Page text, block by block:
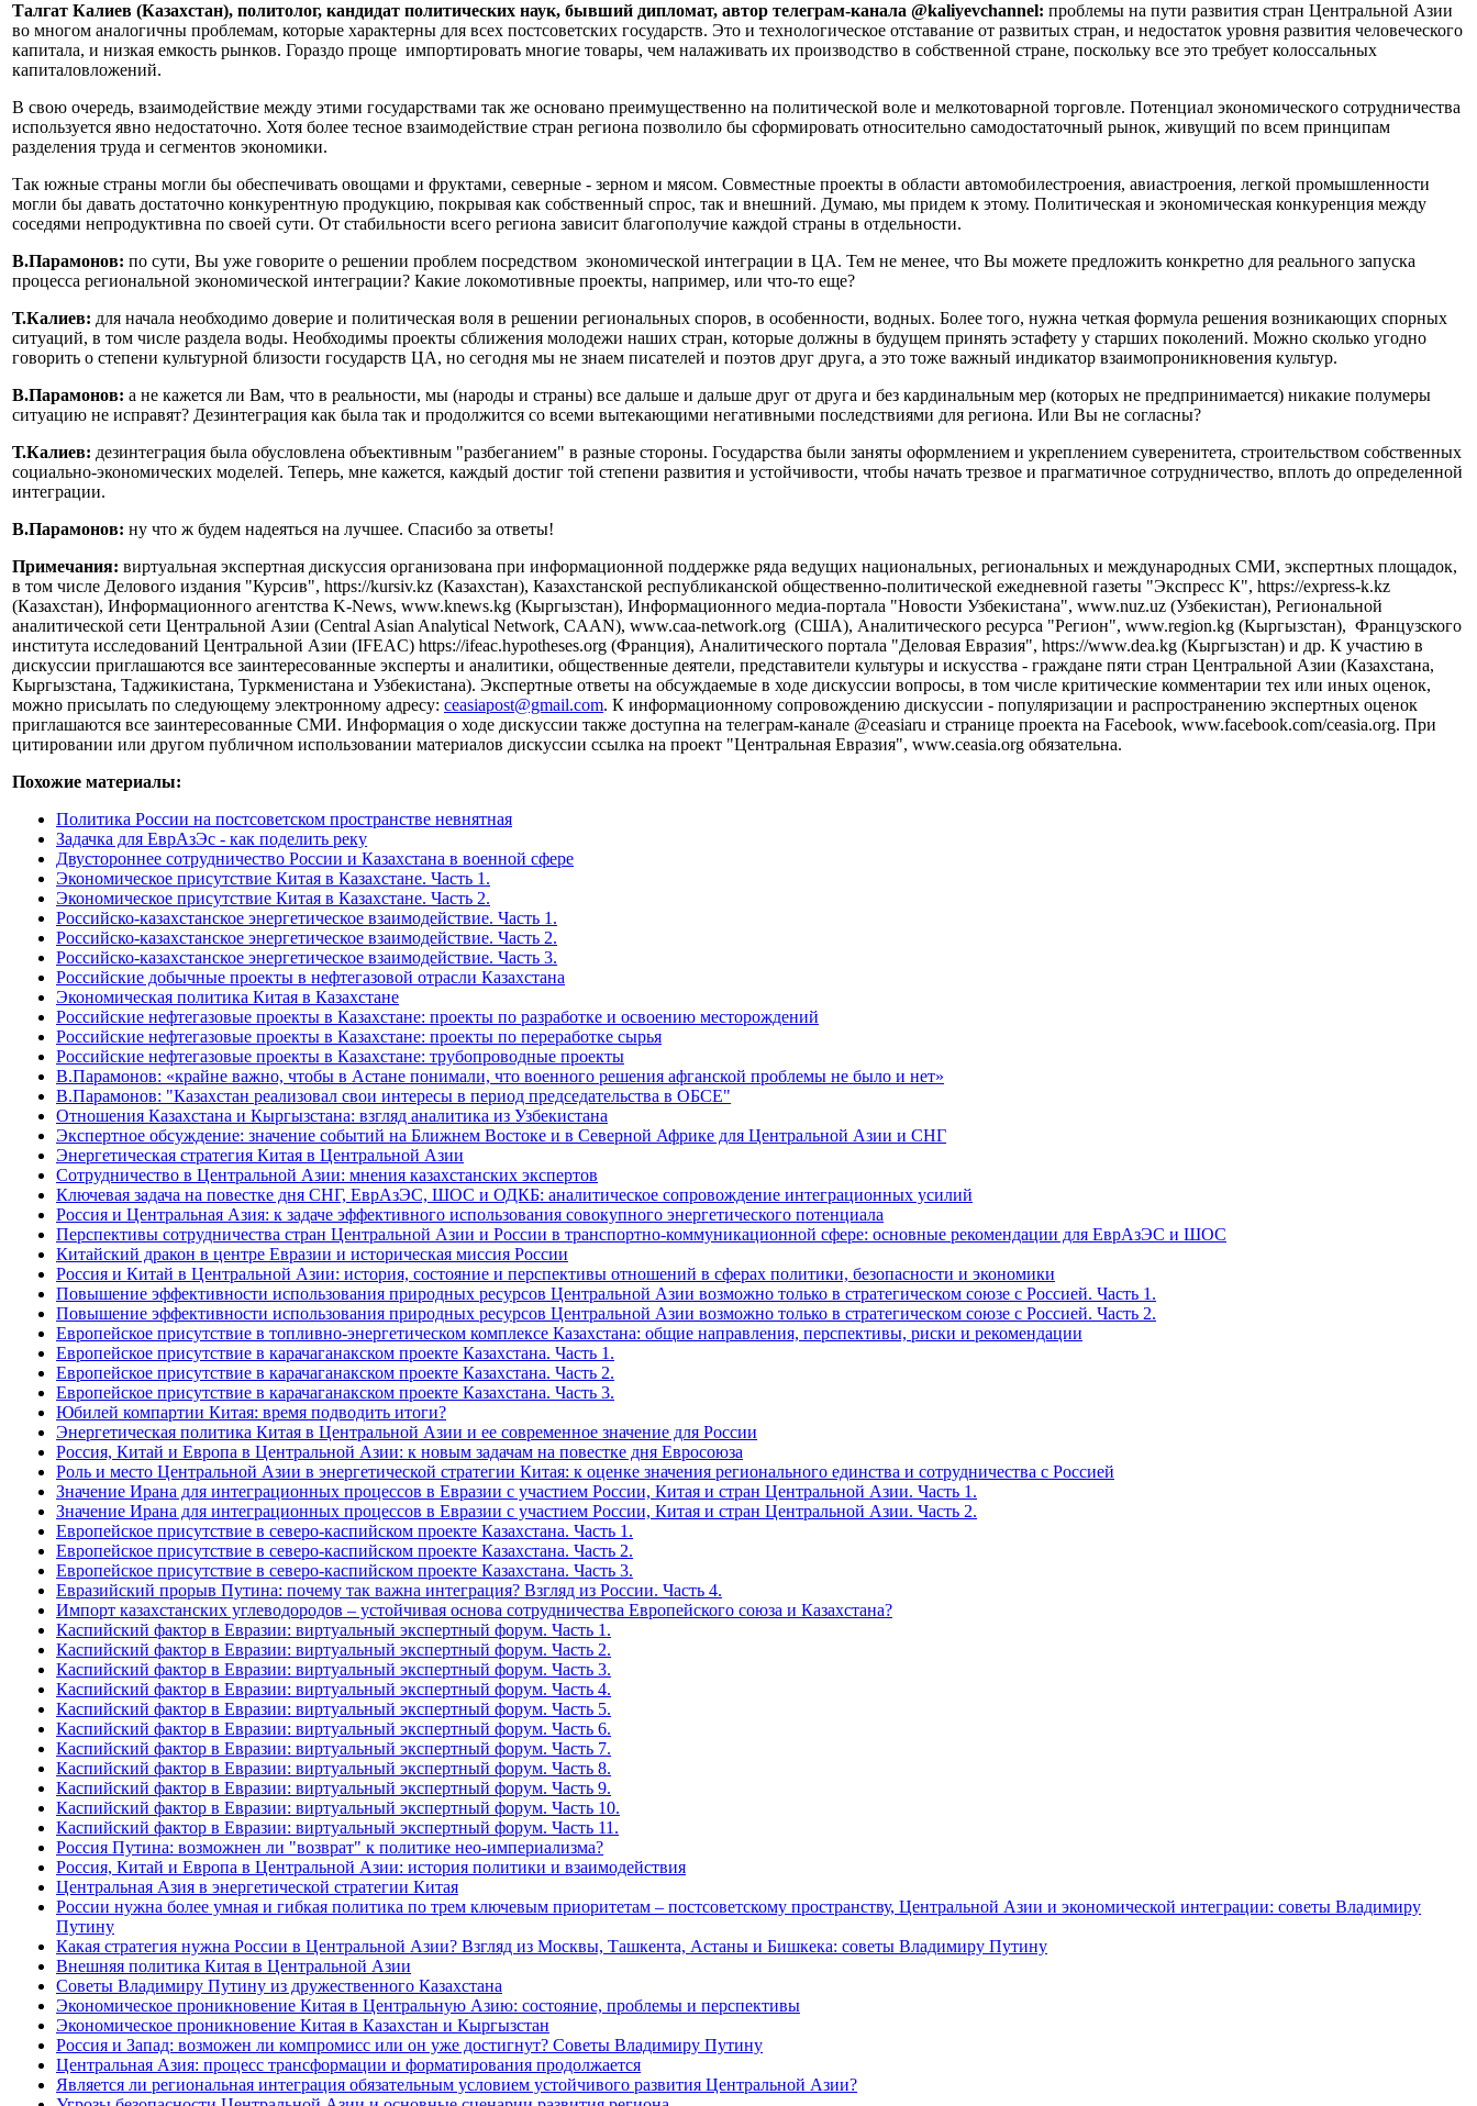
Талгат Калиев (Казахстан), политолог, кандидат политических наук, бывший дипломат, автор телеграм-канала @kaliyevchannel: проблемы на пути развития стран Центральной Азии
во многом аналогичны проблемам, которые характерны для всех постсоветских государств. Это и технологическое отставание от развитых стран, и недостаток уровня развития человеческого
капитала, и низкая емкость рынков. Гораздо проще импортировать многие товары, чем налаживать их производство в собственной стране, поскольку все это требует колоссальных
капиталовложений.
В свою очередь, взаимодействие между этими государствами так же основано преимущественно на политической воле и мелкотоварной торговле. Потенциал экономического сотрудничества
используется явно недостаточно. Хотя более тесное взаимодействие стран региона позволило бы сформировать относительно самодостаточный рынок, живущий по всем принципам
разделения труда и сегментов экономики.
Так южные страны могли бы обеспечивать овощами и фруктами, северные - зерном и мясом. Совместные проекты в области автомобилестроения, авиастроения, легкой промышленности
могли бы давать достаточно конкурентную продукцию, покрывая как собственный спрос, так и внешний. Думаю, мы придем к этому. Политическая и экономическая конкуренция между
соседями непродуктивна по своей сути. От стабильности всего региона зависит благополучие каждой страны в отдельности.
В.Парамонов: по сути, Вы уже говорите о решении проблем посредством экономической интеграции в ЦА. Тем не менее, что Вы можете предложить конкретно для реального запуска
процесса региональной экономической интеграции? Какие локомотивные проекты, например, или что-то еще?
Т.Калиев: для начала необходимо доверие и политическая воля в решении региональных споров, в особенности, водных. Более того, нужна четкая формула решения возникающих спорных
ситуаций, в том числе раздела воды. Необходимы проекты сближения молодежи наших стран, которые должны в будущем принять эстафету у старших поколений. Можно сколько угодно
говорить о степени культурной близости государств ЦА, но сегодня мы не знаем писателей и поэтов друг друга, а это тоже важный индикатор взаимопроникновения культур.
В.Парамонов: а не кажется ли Вам, что в реальности, мы (народы и страны) все дальше и дальше друг от друга и без кардинальным мер (которых не предпринимается) никакие полумеры
ситуацию не исправят? Дезинтеграция как была так и продолжится со всеми вытекающими негативными последствиями для региона. Или Вы не согласны?
Т.Калиев: дезинтеграция была обусловлена объективным "разбеганием" в разные стороны. Государства были заняты оформлением и укреплением суверенитета, строительством собственных
социально-экономических моделей. Теперь, мне кажется, каждый достиг той степени развития и устойчивости, чтобы начать трезвое и прагматичное сотрудничество, вплоть до определенной
интеграции.
В.Парамонов: ну что ж будем надеяться на лучшее. Спасибо за ответы!
Примечания: виртуальная экспертная дискуссия организована при информационной поддержке ряда ведущих национальных, региональных и международных СМИ, экспертных площадок,
в том числе Делового издания "Курсив", https://kursiv.kz (Казахстан), Казахстанской республиканской общественно-политической ежедневной газеты "Экспресс К", https://express-k.kz
(Казахстан), Информационного агентства K-News, www.knews.kg (Кыргызстан), Информационного медиа-портала "Новости Узбекистана", www.nuz.uz (Узбекистан), Региональной
аналитической сети Центральной Азии (Central Asian Analytical Network, CAAN), www.caa-network.org (США), Аналитического ресурса "Регион", www.region.kg (Кыргызстан), Французского
института исследований Центральной Азии (IFEAC) https://ifeac.hypotheses.org (Франция), Аналитического портала "Деловая Евразия", https://www.dea.kg (Кыргызстан) и др. К участию в
дискуссии приглашаются все заинтересованные эксперты и аналитики, общественные деятели, представители культуры и искусства - граждане пяти стран Центральной Азии (Казахстана,
Кыргызстана, Таджикистана, Туркменистана и Узбекистана). Экспертные ответы на обсуждаемые в ходе дискуссии вопросы, в том числе критические комментарии тех или иных оценок,
можно присылать по следующему электронному адресу: ceasiapost@gmail.com. К информационному сопровождению дискуссии - популяризации и распространению экспертных оценок
приглашаются все заинтересованные СМИ. Информация о ходе дискуссии также доступна на телеграм-канале @ceasiaru и странице проекта на Facebook, www.facebook.com/ceasia.org. При
цитировании или другом публичном использовании материалов дискуссии ссылка на проект "Центральная Евразия", www.ceasia.org обязательна.
Похожие материалы:
Политика России на постсоветском пространстве невнятная
Задачка для ЕврАзЭс - как поделить реку
Двустороннее сотрудничество России и Казахстана в военной сфере
Экономическое присутствие Китая в Казахстане. Часть 1.
Экономическое присутствие Китая в Казахстане. Часть 2.
Российско-казахстанское энергетическое взаимодействие. Часть 1.
Российско-казахстанское энергетическое взаимодействие. Часть 2.
Российско-казахстанское энергетическое взаимодействие. Часть 3.
Российские добычные проекты в нефтегазовой отрасли Казахстана
Экономическая политика Китая в Казахстане
Российские нефтегазовые проекты в Казахстане: проекты по разработке и освоению месторождений
Российские нефтегазовые проекты в Казахстане: проекты по переработке сырья
Российские нефтегазовые проекты в Казахстане: трубопроводные проекты
В.Парамонов: «крайне важно, чтобы в Астане понимали, что военного решения афганской проблемы не было и нет»
В.Парамонов: "Казахстан реализовал свои интересы в период председательства в ОБСЕ"
Отношения Казахстана и Кыргызстана: взгляд аналитика из Узбекистана
Экспертное обсуждение: значение событий на Ближнем Востоке и в Северной Африке для Центральной Азии и СНГ
Энергетическая стратегия Китая в Центральной Азии
Сотрудничество в Центральной Азии: мнения казахстанских экспертов
Ключевая задача на повестке дня СНГ, ЕврАзЭС, ШОС и ОДКБ: аналитическое сопровождение интеграционных усилий
Россия и Центральная Азия: к задаче эффективного использования совокупного энергетического потенциала
Перспективы сотрудничества стран Центральной Азии и России в транспортно-коммуникационной сфере: основные рекомендации для ЕврАзЭС и ШОС
Китайский дракон в центре Евразии и историческая миссия России
Россия и Китай в Центральной Азии: история, состояние и перспективы отношений в сферах политики, безопасности и экономики
Повышение эффективности использования природных ресурсов Центральной Азии возможно только в стратегическом союзе с Россией. Часть 1.
Повышение эффективности использования природных ресурсов Центральной Азии возможно только в стратегическом союзе с Россией. Часть 2.
Европейское присутствие в топливно-энергетическом комплексе Казахстана: общие направления, перспективы, риски и рекомендации
Европейское присутствие в карачаганакском проекте Казахстана. Часть 1.
Европейское присутствие в карачаганакском проекте Казахстана. Часть 2.
Европейское присутствие в карачаганакском проекте Казахстана. Часть 3.
Юбилей компартии Китая: время подводить итоги?
Энергетическая политика Китая в Центральной Азии и ее современное значение для России
Россия, Китай и Европа в Центральной Азии: к новым задачам на повестке дня Евросоюза
Роль и место Центральной Азии в энергетической стратегии Китая: к оценке значения регионального единства и сотрудничества с Россией
Значение Ирана для интеграционных процессов в Евразии с участием России, Китая и стран Центральной Азии. Часть 1.
Значение Ирана для интеграционных процессов в Евразии с участием России, Китая и стран Центральной Азии. Часть 2.
Европейское присутствие в северо-каспийском проекте Казахстана. Часть 1.
Европейское присутствие в северо-каспийском проекте Казахстана. Часть 2.
Европейское присутствие в северо-каспийском проекте Казахстана. Часть 3.
Евразийский прорыв Путина: почему так важна интеграция? Взгляд из России. Часть 4.
Импорт казахстанских углеводородов – устойчивая основа сотрудничества Европейского союза и Казахстана?
Каспийский фактор в Евразии: виртуальный экспертный форум. Часть 1.
Каспийский фактор в Евразии: виртуальный экспертный форум. Часть 2.
Каспийский фактор в Евразии: виртуальный экспертный форум. Часть 3.
Каспийский фактор в Евразии: виртуальный экспертный форум. Часть 4.
Каспийский фактор в Евразии: виртуальный экспертный форум. Часть 5.
Каспийский фактор в Евразии: виртуальный экспертный форум. Часть 6.
Каспийский фактор в Евразии: виртуальный экспертный форум. Часть 7.
Каспийский фактор в Евразии: виртуальный экспертный форум. Часть 8.
Каспийский фактор в Евразии: виртуальный экспертный форум. Часть 9.
Каспийский фактор в Евразии: виртуальный экспертный форум. Часть 10.
Каспийский фактор в Евразии: виртуальный экспертный форум. Часть 11.
Россия Путина: возможнен ли "возврат" к политике нео-империализма?
Россия, Китай и Европа в Центральной Азии: история политики и взаимодействия
Центральная Азия в энергетической стратегии Китая
России нужна более умная и гибкая политика по трем ключевым приоритетам – постсоветскому пространству, Центральной Азии и экономической интеграции: советы Владимиру
Путину
Какая стратегия нужна России в Центральной Азии? Взгляд из Москвы, Ташкента, Астаны и Бишкека: советы Владимиру Путину
Внешняя политика Китая в Центральной Азии
Советы Владимиру Путину из дружественного Казахстана
Экономическое проникновение Китая в Центральную Азию: состояние, проблемы и перспективы
Экономическое проникновение Китая в Казахстан и Кыргызстан
Россия и Запад: возможен ли компромисс или он уже достигнут? Советы Владимиру Путину
Центральная Азия: процесс трансформации и форматирования продолжается
Является ли региональная интеграция обязательным условием устойчивого развития Центральной Азии?